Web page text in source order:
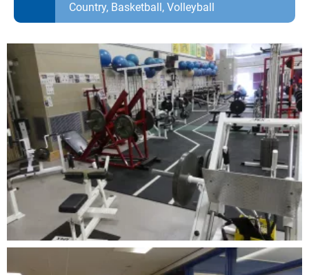
Country, Basketball, Volleyball